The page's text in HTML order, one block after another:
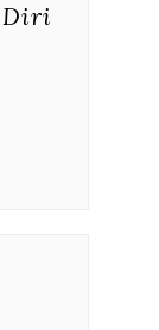
Diri